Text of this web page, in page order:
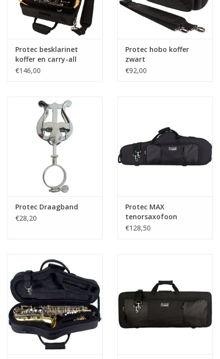
Protec besklarinet
koffer en carry-all
zwart
€146,00
Protec hobo koffer
zwart
€92,00
Protec Draagband
€28,20
Protec MAX
tenorsaxofoon
vormkoffer Zwart
€128,50